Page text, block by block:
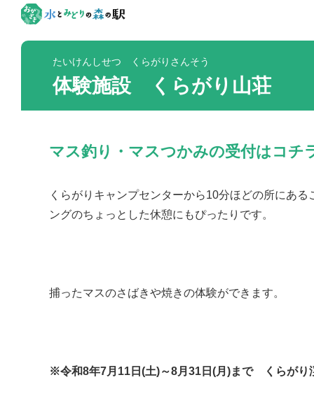
たいけんしせつ くらがりさんそう
体験施設 くらがり山荘
マス釣り・マスつかみの受付はコチ
くらがりキャンプセンターから10分ほどの所にあ
ングのちょっとした休憩にもぴったりです。
捕ったマスのさばきや焼きの体験ができます。
※令和8年7月11日(土)～8月31日(月)まで くらがり